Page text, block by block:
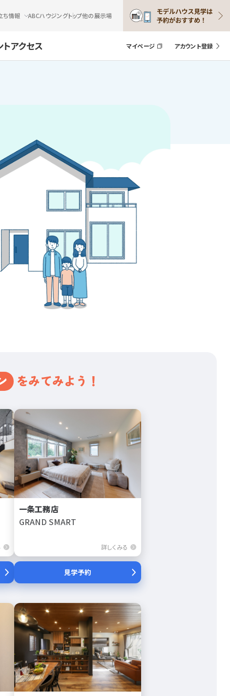
ち情報 ABCハウジングトップ他の展示場
トアクセス マイページ アカウント登録
をみてみよう！
一条工務店
GRAND SMART
詳しくみる
見学予約